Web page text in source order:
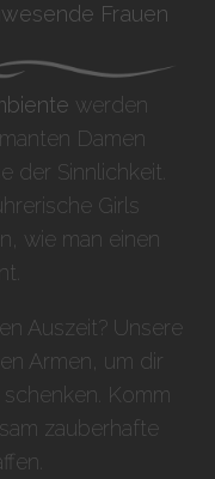
Frauen
werden
Damen
der Sinnlichkeit.
Girls
wie man einen
Auszeit? Unsere
Armen, um dir
Komm
zauberhafte